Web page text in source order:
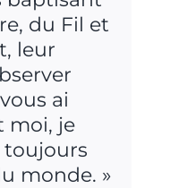
du Fil et
leur
ai
moi, je
toujours
monde. »